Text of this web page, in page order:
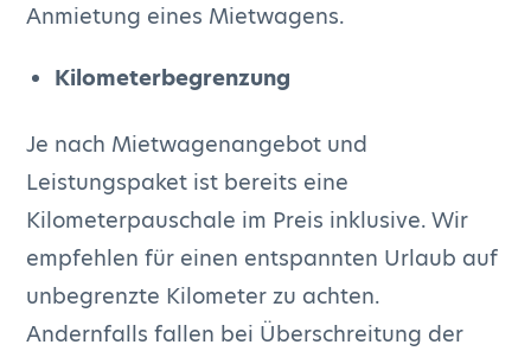
Anmietung eines Mietwagens.
Kilometerbegrenzung
Je nach Mietwagenangebot und
Leistungspaket ist bereits eine
Kilometerpauschale im Preis inklusive. Wir
empfehlen für einen entspannten Urlaub auf
unbegrenzte Kilometer zu achten.
Andernfalls fallen bei Überschreitung der